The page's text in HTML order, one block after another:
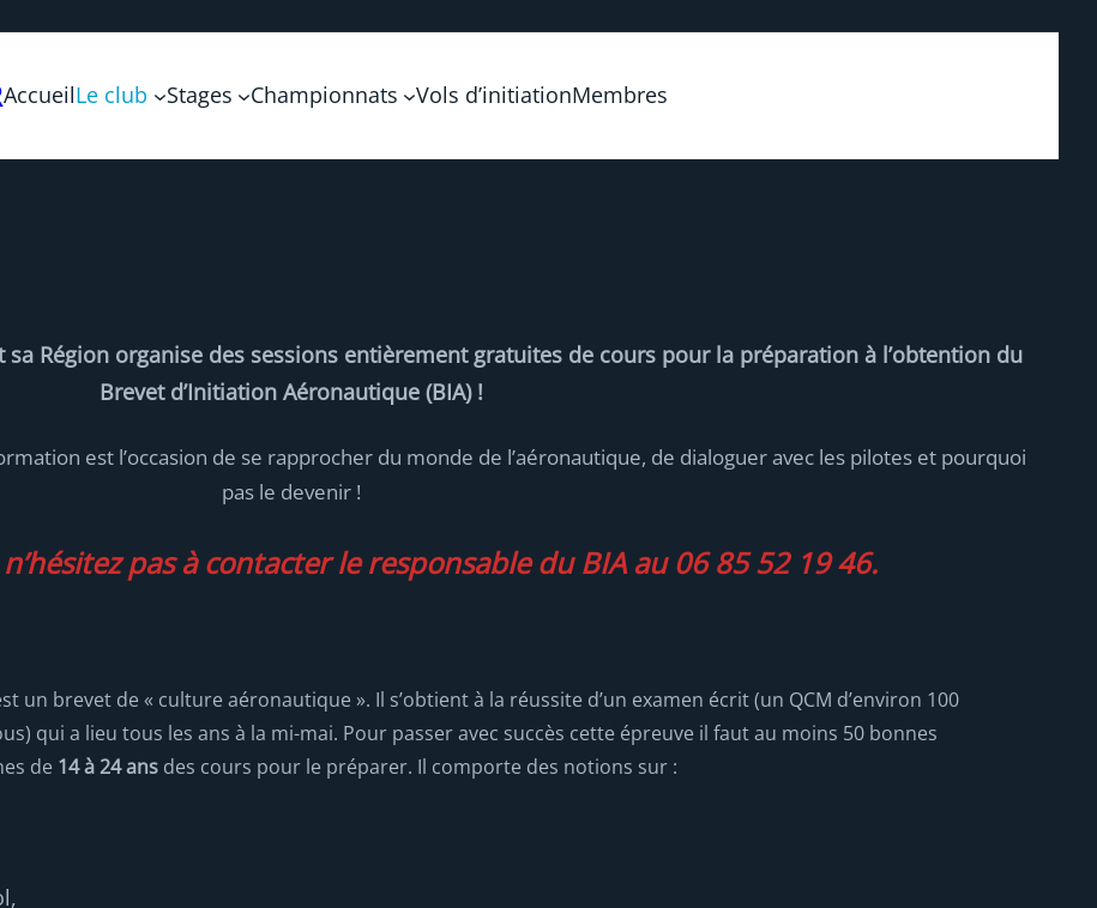
AccueilLe club Stages Championnats Vols d’initiationMembres
sa Région organise des sessions entièrement gratuites de cours pour la préparation à l’obtention du
Brevet d’Initiation Aéronautique (BIA) !
est l’occasion de se rapprocher du monde de l’aéronautique, de dialoguer avec les pilotes et pourquoi
pas le devenir !
pas à contacter le responsable du BIA au 06 85 52 19 46.
un brevet de « culture aéronautique ». Il s’obtient à la réussite d’un examen écrit (un QCM d’environ 100
qui a lieu tous les ans à la mi-mai. Pour passer avec succès cette épreuve il faut au moins 50 bonnes
de 14 à 24 ans des cours pour le préparer. Il comporte des notions sur :